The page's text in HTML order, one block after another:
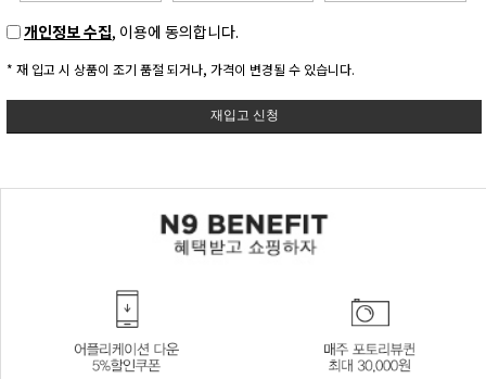
개인정보 수집, 이용에 동의합니다.
* 재 입고 시 상품이 조기 품절 되거나, 가격이 변경될 수 있습니다.
재입고 신청